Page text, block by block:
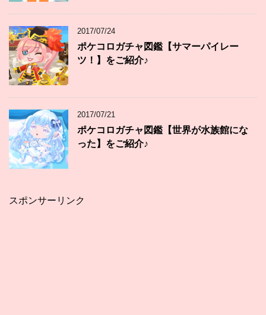
2017/07/24
ポケコロガチャ図鑑【サマーパイレー
ツ！】をご紹介♪
2017/07/21
ポケコロガチャ図鑑【世界が水族館にな
った】をご紹介♪
スポンサーリンク